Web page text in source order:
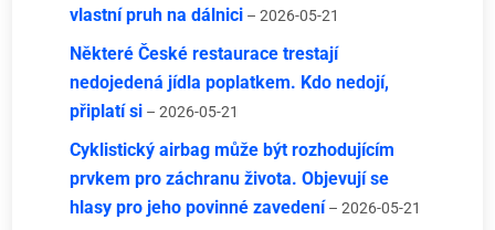
vlastní pruh na dálnici – 2026-05-21
Některé České restaurace trestají
nedojedená jídla poplatkem. Kdo nedojí,
připlatí si – 2026-05-21
Cyklistický airbag může být rozhodujícím
prvkem pro záchranu života. Objevují se
hlasy pro jeho povinné zavedení – 2026-05-21